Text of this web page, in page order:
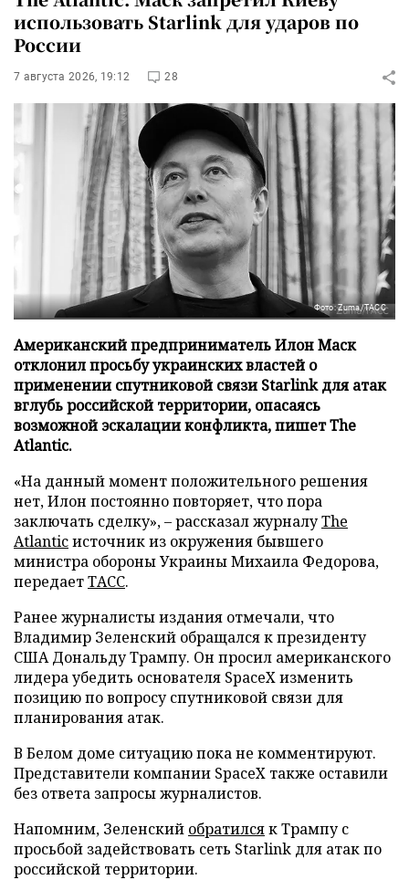
использовать Starlink для ударов по
России
7 августа 2026, 19:12 28
Фото: Zuma/ТАСС
Американский предприниматель Илон Маск
отклонил просьбу украинских властей о
применении спутниковой связи Starlink для атак
вглубь российской территории, опасаясь
возможной эскалации конфликта, пишет The
Atlantic.
«На данный момент положительного решения
нет, Илон постоянно повторяет, что пора
заключать сделку», – рассказал журналуThe
Atlanticисточник из окружения бывшего
министра обороны Украины Михаила Федорова,
передаетТАСС.
Ранее журналисты издания отмечали, что
Владимир Зеленский обращался к президенту
США Дональду Трампу. Он просил американского
лидера убедить основателя SpaceX изменить
позицию по вопросу спутниковой связи для
планирования атак.
В Белом доме ситуацию пока не комментируют.
Представители компании SpaceX также оставили
без ответа запросы журналистов.
Напомним, Зеленский обратилсяк Трампу с
просьбой задействовать сеть Starlink для атак по
российской территории.